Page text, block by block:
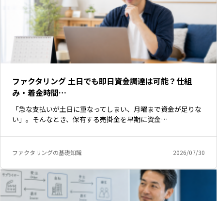
ファクタリング 土日でも即日資金調達は可能？仕組
み・着金時間…
「急な支払いが土日に重なってしまい、月曜まで資金が足りな
い」。そんなとき、保有する売掛金を早期に資金…
ファクタリングの基礎知識 2026/07/30